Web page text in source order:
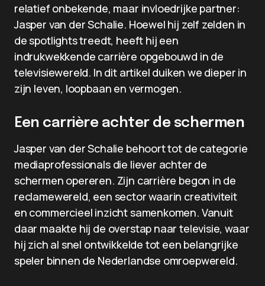
relatief onbekende, maar invloedrijke partner:
Jasper van der Schalie. Hoewel hij zelf zelden in
de spotlights treedt, heeft hij een
indrukwekkende carrière opgebouwd in de
televisiewereld. In dit artikel duiken we dieper in
zijn leven, loopbaan en vermogen.
Een carrière achter de schermen
Jasper van der Schalie behoort tot de categorie
mediaprofessionals die liever achter de
schermen opereren. Zijn carrière begon in de
reclamewereld, een sector waarin creativiteit
en commercieel inzicht samenkomen. Vanuit
daar maakte hij de overstap naar televisie, waar
hij zich al snel ontwikkelde tot een belangrijke
speler binnen de Nederlandse omroepwereld.